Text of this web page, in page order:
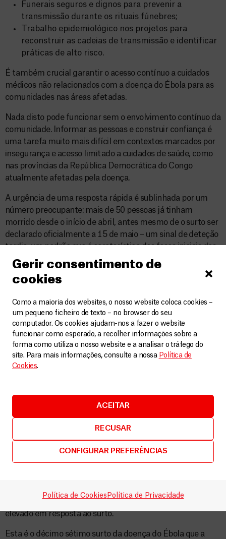
Gerir consentimento de
cookies
Como a maioria dos websites, o nosso website coloca cookies –
um pequeno ficheiro de texto – no browser do seu
computador. Os cookies ajudam-nos a fazer o website
funcionar como esperado, a recolher informações sobre a
forma como utiliza o nosso website e a analisar o tráfego do
site. Para mais informações, consulte a nossa Política de
Cookies.
ACEITAR
RECUSAR
CONFIGURAR PREFERÊNCIAS
Política de Cookies Política de Privacidade
Funerais seguros e dignos para prevenir a
transmissão durante os rituais fúnebres;
Trabalho epidemiológico nos projetos para
reconstruir as cadeias de transmissão e identificar
práticas de alto risco.
É também crucial garantir o acesso contínuo a cuidados
médicos não relacionados com a doença do Ébola para as
comunidades nas áreas afetadas.
Nada disto pode funcionar sem o envolvimento contínuo da
comunidade. Informar as pessoas e construir confiança é
uma tarefa muito mais difícil em contextos marcados por
insegurança e acesso limitado a cuidados de saúde, como
nas províncias da República Democrática do Congo
atualmente afetadas pela doença.
A urgência de uma resposta rápida é sublinhada por um
número preocupante: mais de 50 pessoas já tinham
morrido desde o início de abril, antes mesmo de o surto ser
declarado oficialmente a 15 de maio – um sinal de deteção
tardia, um padrão que é caraterístico das fases iniciais dos
surtos da doença do Ébola, mas que é especialmente
preocupante na atual crise devido ao elevado número de
casos suspeitos e de mortes já anunciado.
5 – O que sabemos sobre a
propagação do surto?
A MSF recebeu os primeiros alertas a 9 e 10 de maio sobre
Foram posteriormente identificados casos nas zonas de
saúde de Bunia e Rwampara e, poucos dias depois, na
província vizinha de Kivu do Norte, incluindo a capital,
Goma, apontando para uma propagação já significativa por
todo o território.
As autoridades de saúde no Uganda, que partilha fronteira
primeiro caso, de uma pessoa que morreu a 14 de maio. No
elevado em resposta ao surto.
Esta é o décimo sétimo surto da doença do Ébola que a